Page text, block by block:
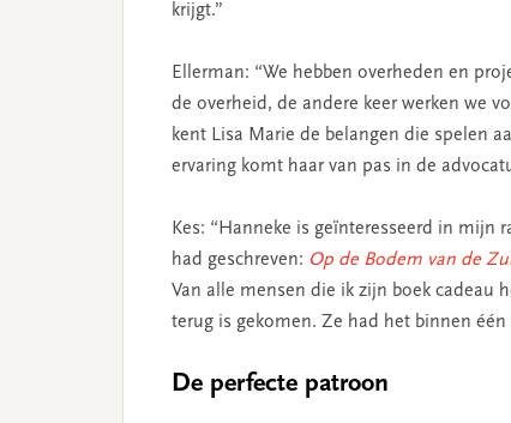
krijgt.”
Ellerman: “We hebben overheden en
de overheid, de andere keer werken we
kent Lisa Marie de belangen die spelen
ervaring komt haar van pas in de
Kes: “Hanneke is geïnteresseerd in
had geschreven: Op de Bodem van de
Van alle mensen die ik zijn boek cadeau
terug is gekomen. Ze had het binnen één
De perfecte patroon